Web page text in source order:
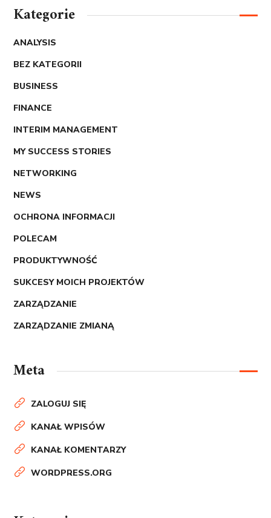
Kategorie
ANALYSIS
BEZ KATEGORII
BUSINESS
FINANCE
INTERIM MANAGEMENT
MY SUCCESS STORIES
NETWORKING
NEWS
OCHRONA INFORMACJI
POLECAM
PRODUKTYWNOŚĆ
SUKCESY MOICH PROJEKTÓW
ZARZĄDZANIE
ZARZĄDZANIE ZMIANĄ
Meta
ZALOGUJ SIĘ
KANAŁ WPISÓW
KANAŁ KOMENTARZY
WORDPRESS.ORG